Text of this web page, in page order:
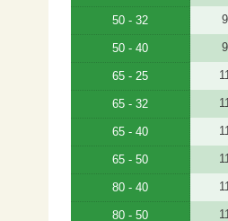
50 - 32
50 - 40
65 - 25
65 - 32
65 - 40
65 - 50
80 - 40
80 - 50